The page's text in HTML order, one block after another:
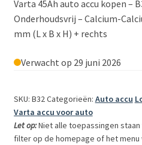
Varta 45Ah auto accu kopen –
Onderhoudsvrij – Calcium-
mm (L x B x H) + rechts 
Verwacht op 29 juni 2026
SKU: B32 Categorieën: Auto accu
Varta accu voor auto
Let op:Niet alle toepassingen
filter op de homepage of het